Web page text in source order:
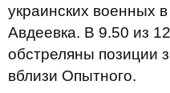
украинских военных
Авдеевка. В 9.50 из
обстреляны позиции
вблизи Опытного.